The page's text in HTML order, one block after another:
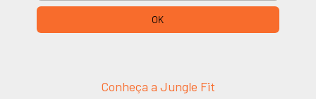
Conheça a Jungle Fit